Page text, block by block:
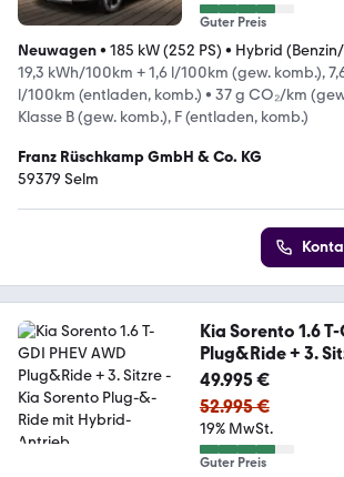
Guter Preis
Neuwagen• 185 kW (252 PS) • Hybrid
19,3 kWh/100km + 1,6 l/100km (gew. komb.),
l/100km (entladen, komb.) • 37 g CO₂/km
Klasse B (gew. komb.), F (entladen, komb.)
Franz Rüschkamp GmbH & Co. KG
59379 Selm
Kia Sorento 1.6 T-
Plug&Ride + 3.
49.995 €
52.995 €
19% MwSt.
Guter Preis